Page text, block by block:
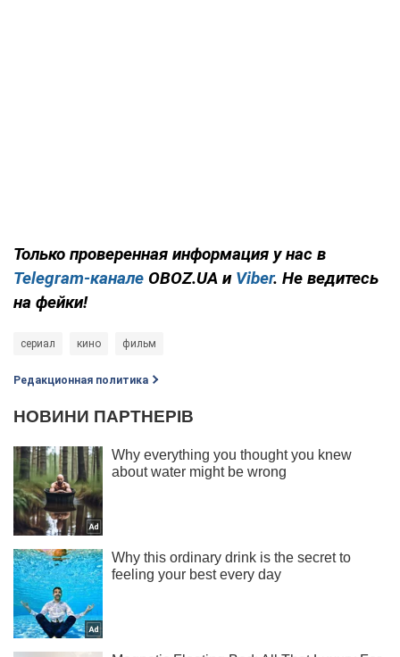
Только проверенная информация у нас в
Telegram-канале OBOZ.UA и Viber. Не ведитесь
на фейки!
сериал кино фильм
Редакционная политика